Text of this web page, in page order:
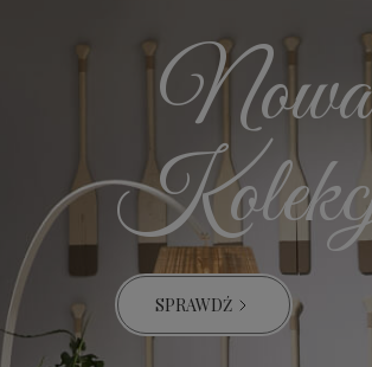
Nowa
SPRAWDŹ